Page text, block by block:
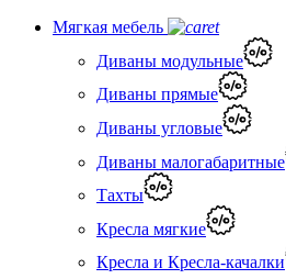
Мягкая мебель
Диваны модульные
Диваны прямые
Диваны угловые
Диваны малогабаритные
Тахты
Кресла мягкие
Кресла и Кресла-качалки